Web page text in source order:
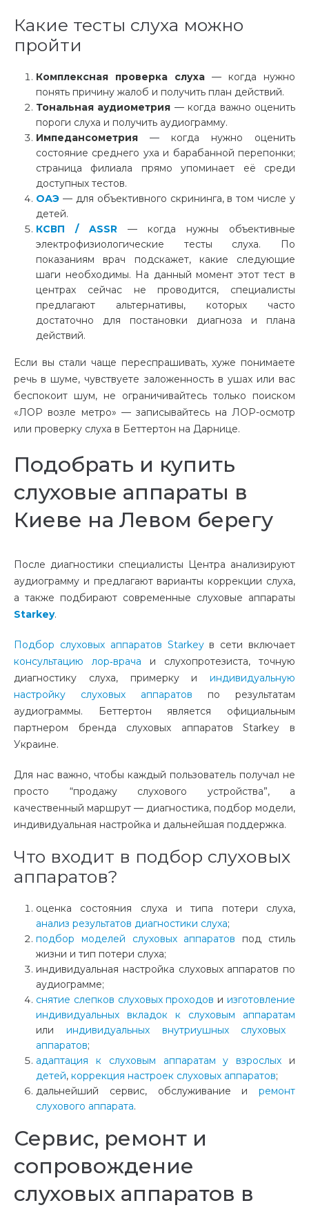
Какие тесты слуха можно
пройти
Комплексная проверка слуха — когда нужно
понять причину жалоб и получить план действий.
Тональная аудиометрия — когда важно оценить
пороги слуха и получить аудиограмму.
Импедансометрия — когда нужно оценить
состояние среднего уха и барабанной перепонки;
страница филиала прямо упоминает её среди
доступных тестов.
ОАЭ — для объективного скрининга, в том числе у
детей.
КСВП / ASSR — когда нужны объективные
электрофизиологические тесты слуха. По
показаниям врач подскажет, какие следующие
шаги необходимы. На данный момент этот тест в
центрах сейчас не проводится, специалисты
предлагают альтернативы, которых часто
достаточно для постановки диагноза и плана
действий.
Если вы стали чаще переспрашивать, хуже понимаете
речь в шуме, чувствуете заложенность в ушах или вас
беспокоит шум, не ограничивайтесь только поиском
«ЛОР возле метро» — записывайтесь на ЛОР-осмотр
или проверку слуха в Беттертон на Дарнице.
Подобрать и купить
слуховые аппараты в
Киеве на Левом берегу
После диагностики специалисты Центра анализируют
аудиограмму и предлагают варианты коррекции слуха,
а также подбирают современные слуховые аппараты
Starkey.
Подбор слуховых аппаратов Starkeyв сети включает
консультацию лор‑врача и слухопротезиста, точную
диагностику слуха, примерку и индивидуальную
настройку слуховых аппаратов по результатам
аудиограммы. Беттертон является официальным
партнером бренда слуховых аппаратов Starkey в
Украине.
Для нас важно, чтобы каждый пользователь получал не
просто “продажу слухового устройства”, а
качественный маршрут — диагностика, подбор модели,
индивидуальная настройка и дальнейшая поддержка.
Что входит в подбор слуховых
аппаратов?
оценка состояния слуха и типа потери слуха,
анализ результатов диагностики слуха;
подбор моделей слуховых аппаратов под стиль
жизни и тип потери слуха;
индивидуальная настройка слуховых аппаратов по
аудиограмме;
снятие слепков слуховых проходов иизготовление
индивидуальных вкладок к слуховым аппаратам
или индивидуальных внутриушных слуховых
аппаратов;
адаптация к слуховым аппаратам у взрослых и
детей, коррекция настроек слуховых аппаратов;
дальнейший сервис, обслуживание и ремонт
слухового аппарата.
Сервис, ремонт и
сопровождение
слуховых аппаратов в